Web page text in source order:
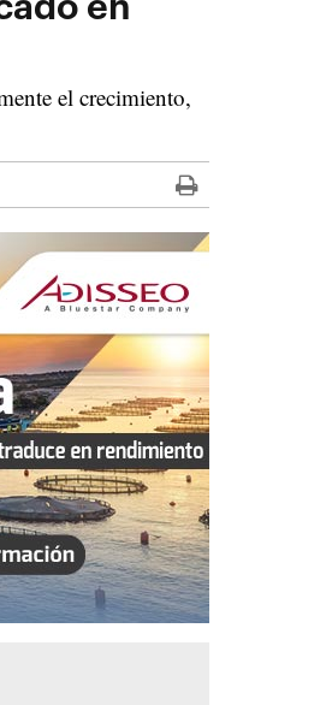
en
el crecimiento,